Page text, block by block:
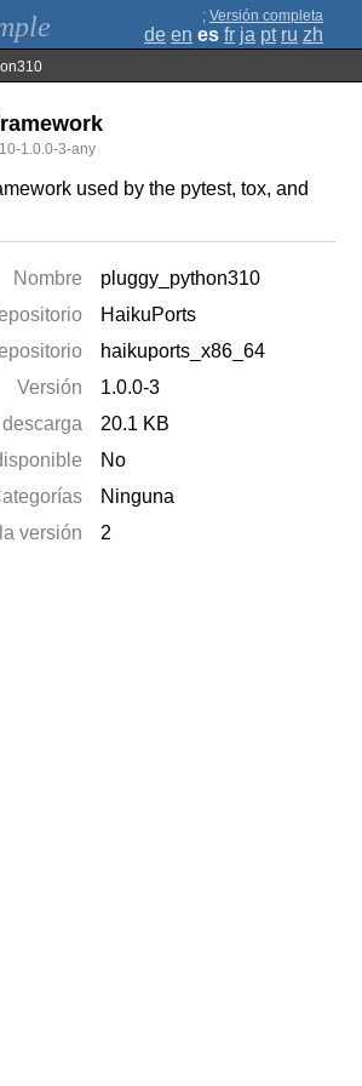
; Versión completa
de en es fr ja pt ru zh
1.0.0-3-any
used by the pytest, tox, and
Nombre
pluggy_python310
HaikuPorts
haikuports_x86_64
Versión
1.0.0-3
20.1 KB
No
Ninguna
versión
2